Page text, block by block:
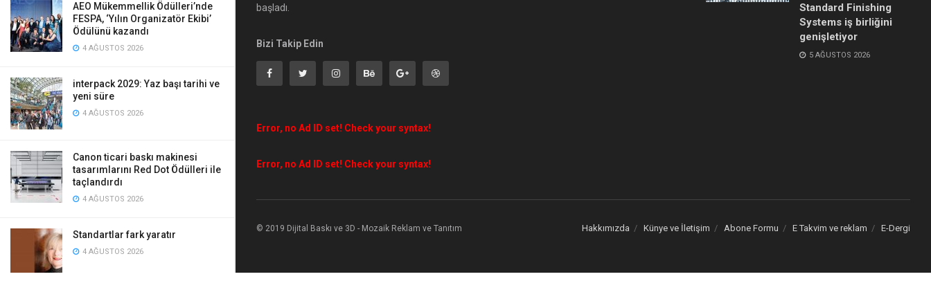
AEO Mükemmellik Ödülleri’nde
FESPA, ‘Yılın Organizatör Ekibi’
Ödülünü kazandı
4 AĞUSTOS 2026
interpack 2029: Yaz başı tarihi ve
yeni süre
4 AĞUSTOS 2026
Canon ticari baskı makinesi
tasarımlarını Red Dot Ödülleri ile
taçlandırdı
4 AĞUSTOS 2026
Standartlar fark yaratır
4 AĞUSTOS 2026
başladı.
Bizi Takip Edin
Error, no Ad ID set! Check your syntax!
Error, no Ad ID set! Check your syntax!
Standard Finishing
Systems iş birliğini
genişletiyor
5 AĞUSTOS 2026
Hakkımızda Künye ve İletişim Abone Formu E Takvim ve reklam E-Dergi
© 2019 Dijital Baskı ve 3D - Mozaik Reklam ve Tanıtım